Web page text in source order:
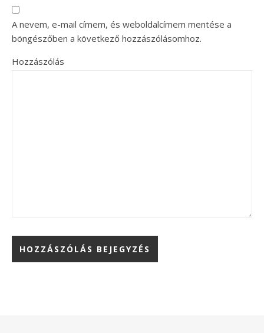
A nevem, e-mail címem, és weboldalcímem mentése a
böngészőben a következő hozzászólásomhoz.
Hozzászólás